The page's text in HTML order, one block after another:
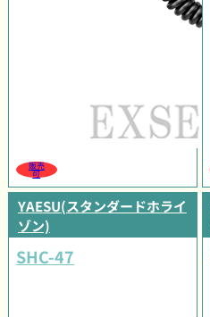
販売
可
YAESU(スタンダードホライ
ゾン)
SHC-47